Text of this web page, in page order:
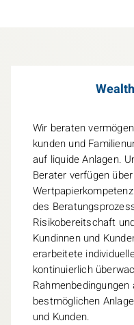
Wir beraten
kunden und
auf liquide Anlagen.
Berater verfügen
des
Risikobereitschaft
Kundinnen und
erarbeitete
kontinuierlich
bestmöglichen
und Kunden.